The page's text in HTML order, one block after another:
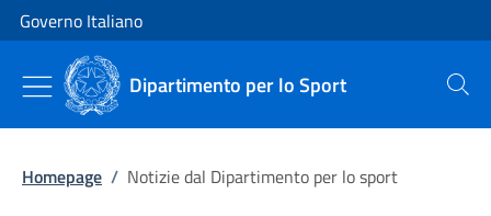
Vai al contenuto
Vai alla navigazione del sito
Governo Italiano
Dipartimento per lo Sport Cerca
Homepage / Notizie dal Dipartimento per lo sport